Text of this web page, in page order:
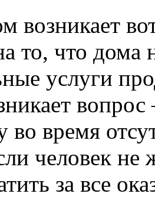
возникает
то, что дома
услуги
во время
человек не
за все